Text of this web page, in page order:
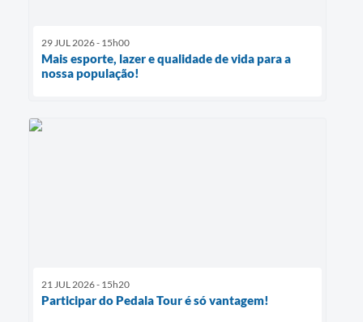
29 JUL 2026 - 15h00
Mais esporte, lazer e qualidade de vida para a
nossa população!
21 JUL 2026 - 15h20
Participar do Pedala Tour é só vantagem!